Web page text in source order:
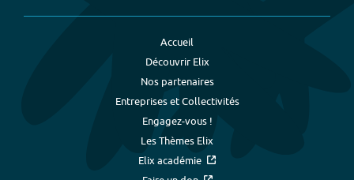
Accueil
Découvrir Elix
Nos partenaires
Entreprises et Collectivités
Engagez-vous !
Les Thèmes Elix
Elix académie